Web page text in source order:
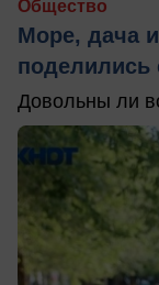
Общество
Море, дача
поделились
Довольны ли